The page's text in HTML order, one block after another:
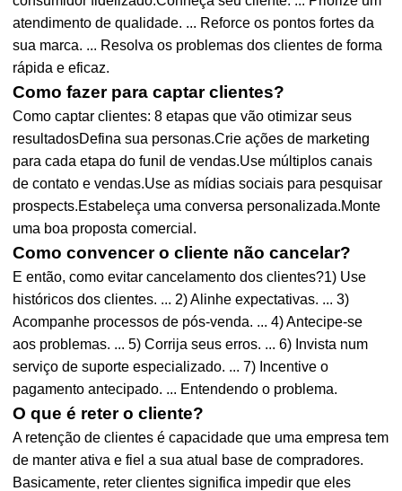
atendimento de qualidade. ... Reforce os pontos fortes da
sua marca. ... Resolva os problemas dos clientes de forma
rápida e eficaz.
Como fazer para captar clientes?
Como captar clientes: 8 etapas que vão otimizar seus
resultadosDefina sua personas.Crie ações de marketing
para cada etapa do funil de vendas.Use múltiplos canais
de contato e vendas.Use as mídias sociais para pesquisar
prospects.Estabeleça uma conversa personalizada.Monte
uma boa proposta comercial.
Como convencer o cliente não cancelar?
E então, como evitar cancelamento dos clientes?1) Use
históricos dos clientes. ... 2) Alinhe expectativas. ... 3)
Acompanhe processos de pós-venda. ... 4) Antecipe-se
aos problemas. ... 5) Corrija seus erros. ... 6) Invista num
serviço de suporte especializado. ... 7) Incentive o
pagamento antecipado. ... Entendendo o problema.
O que é reter o cliente?
A retenção de clientes é capacidade que uma empresa tem
de manter ativa e fiel a sua atual base de compradores.
Basicamente, reter clientes significa impedir que eles